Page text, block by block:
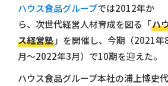
ハウス食品グループでは2012年か
ら、次世代経営人材育成を図る「ハ
ス経営塾」を開催し、今期（2021年
月～2022年3月）で10期を迎えた。
ハウス食品グループ本社の浦上博史代